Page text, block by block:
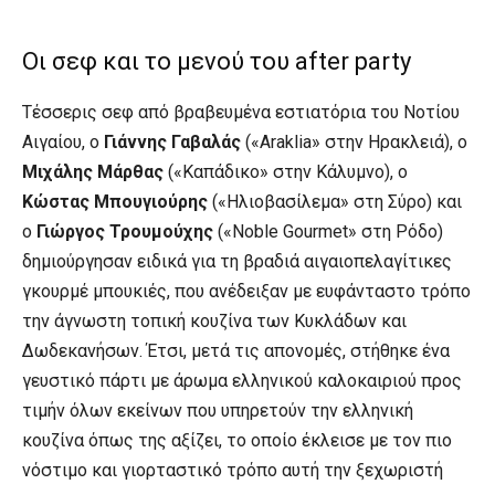
Οι σεφ και το μενού του after party
Τέσσερις σεφ από βραβευμένα εστιατόρια του Νοτίου
Αιγαίου, ο Γιάννης Γαβαλάς («Araklia» στην Ηρακλειά), ο
Μιχάλης Μάρθας («Καπάδικο» στην Κάλυμνο), ο
Κώστας Μπουγιούρης («Ηλιοβασίλεμα» στη Σύρο) και
ο Γιώργος Τρουμούχης («Noble Gourmet» στη Ρόδο)
δημιούργησαν ειδικά για τη βραδιά αιγαιοπελαγίτικες
γκουρμέ μπουκιές, που ανέδειξαν με ευφάνταστο τρόπο
την άγνωστη τοπική κουζίνα των Κυκλάδων και
Δωδεκανήσων. Έτσι, μετά τις απονομές, στήθηκε ένα
γευστικό πάρτι με άρωμα ελληνικού καλοκαιριού προς
τιμήν όλων εκείνων που υπηρετούν την ελληνική
κουζίνα όπως της αξίζει, το οποίο έκλεισε με τον πιο
νόστιμο και γιορταστικό τρόπο αυτή την ξεχωριστή